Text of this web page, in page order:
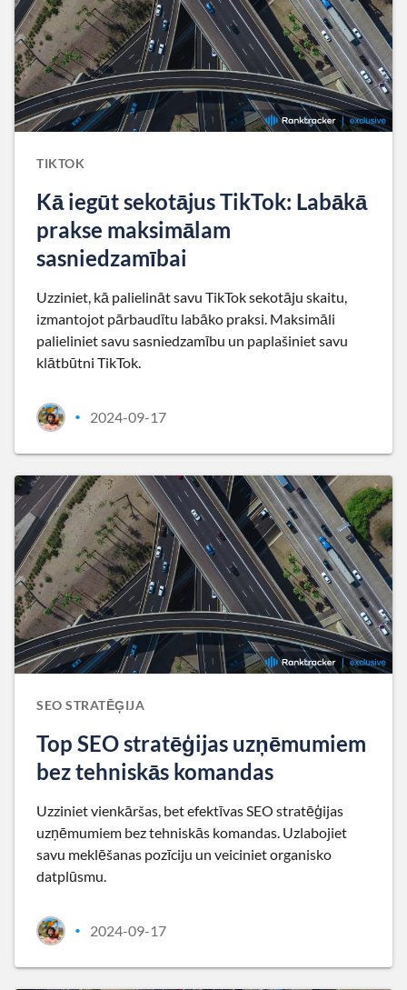
TIKTOK
Kā iegūt sekotājus TikTok: Labākā
prakse maksimālam
sasniedzamībai
Uzziniet, kā palielināt savu TikTok sekotāju skaitu,
izmantojot pārbaudītu labāko praksi. Maksimāli
palieliniet savu sasniedzamību un paplašiniet savu
klātbūtni TikTok.
• 2024-09-17
SEO STRATĒĢIJA
Top SEO stratēģijas uzņēmumiem
bez tehniskās komandas
Uzziniet vienkāršas, bet efektīvas SEO stratēģijas
uzņēmumiem bez tehniskās komandas. Uzlabojiet
savu meklēšanas pozīciju un veiciniet organisko
datplūsmu.
• 2024-09-17